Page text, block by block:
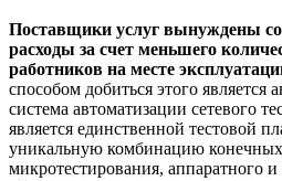
Поставщики услуг вынуждены
расходы за счет меньшего
работников на месте
способом добиться этого является
система автоматизации сетевого
является единственной тестовой
уникальную комбинацию
микротестирования, аппаратного